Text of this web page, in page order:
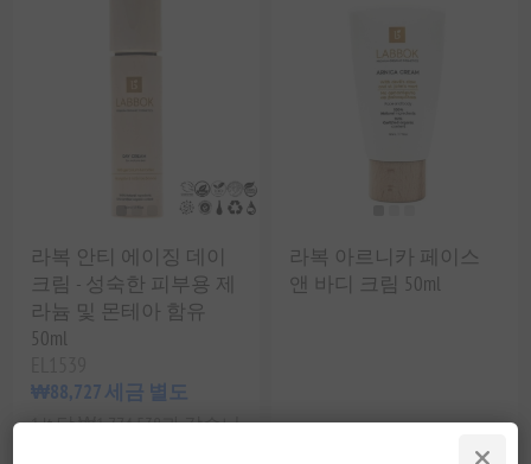
라복 안티 에이징 데이
크림 - 성숙한 피부용 제
라늄 및 몬테아 함유
50ml
₩88,727 세금 별도
1 lt 당 ₩1,774,538과 같습니
라복 아르니카 페이스
앤 바디 크림 50ml